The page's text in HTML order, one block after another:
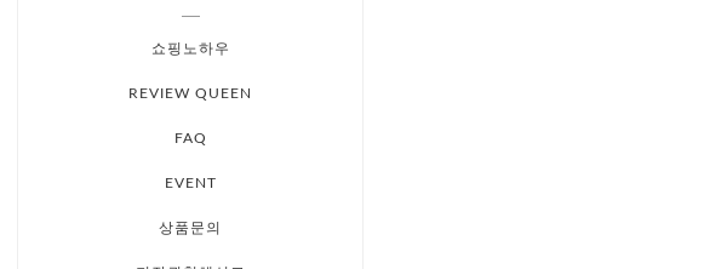
쇼핑노하우
REVIEW QUEEN
FAQ
EVENT
상품문의